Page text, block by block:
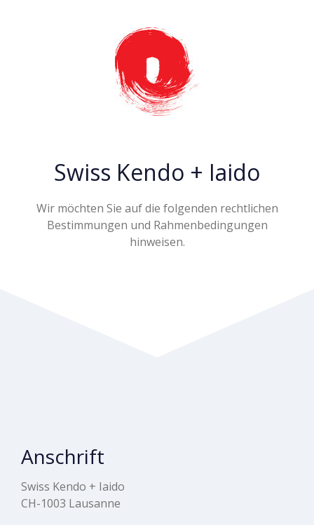
Swiss Kendo + Iaido
Wir möchten Sie auf die folgenden rechtlichen
Bestimmungen und Rahmenbedingungen
hinweisen.
Anschrift
Swiss Kendo + Iaido
CH-1003 Lausanne